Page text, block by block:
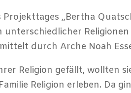
Projekttages „Bertha
Religionen
durch Arche Noah
Religion gefällt, wollten
Religion erleben. Da